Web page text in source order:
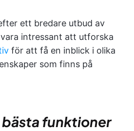
ett bredare utbud av
intressant att utforska
för att få en inblick i olika
som finns på
funktioner